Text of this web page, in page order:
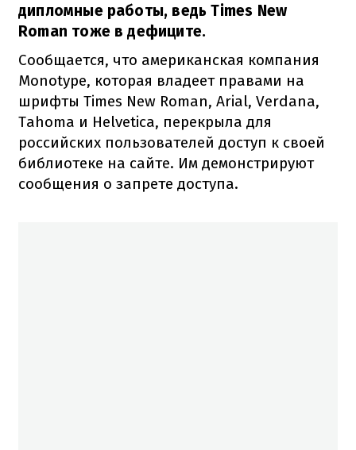
дипломные работы, ведь Times New
Roman тоже в дефиците.
Сообщается, что американская компания
Monotype, которая владеет правами на
шрифты Times New Roman, Arial, Verdana,
Tahoma и Helvetica, перекрыла для
российских пользователей доступ к своей
библиотеке на сайте. Им демонстрируют
сообщения о запрете доступа.